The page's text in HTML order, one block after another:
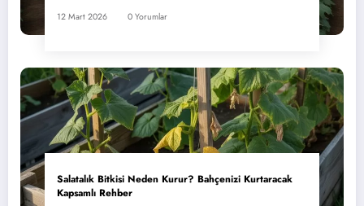
12 Mart 2026 0 Yorumlar
Salatalık Bitkisi Neden Kurur? Bahçenizi Kurtaracak
Kapsamlı Rehber